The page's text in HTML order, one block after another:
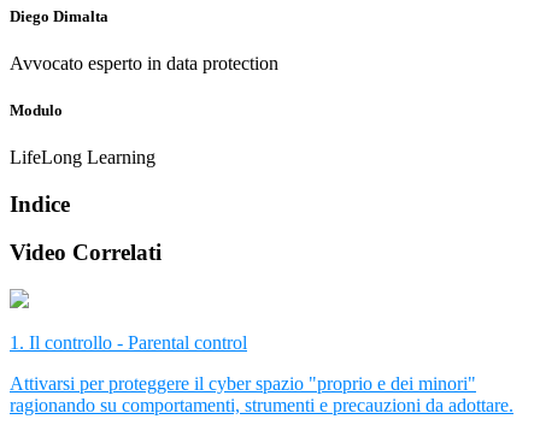
Diego Dimalta
Avvocato esperto in data protection
Modulo
LifeLong Learning
Indice
Video Correlati
1. Il controllo - Parental control
Attivarsi per proteggere il cyber spazio "proprio e dei minori"
ragionando su comportamenti, strumenti e precauzioni da adottare.